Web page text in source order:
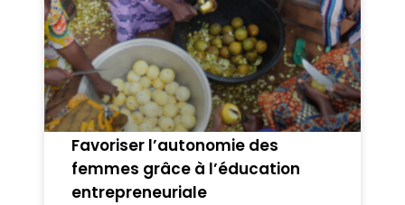
Favoriser l’autonomie des
femmes grâce à l’éducation
entrepreneuriale